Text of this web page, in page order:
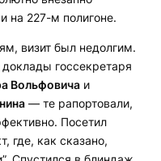
на 227-м полигоне.
визит был недолгим.
доклады госсекретаря
Вольфовича и
— те рапортовали,
Посетил
где, как сказано,